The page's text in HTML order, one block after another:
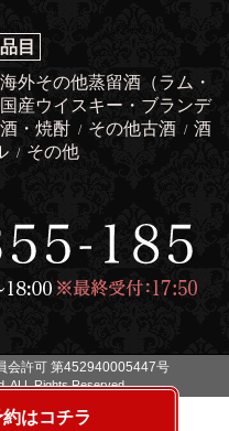
目
海外その他蒸留酒（ラム・
国産ウイスキー・ブランデ
・焼酎 / その他古酒 / 酒
/ その他
会許可 第452940005447号
ALL Rights Reserved.
はコチラ